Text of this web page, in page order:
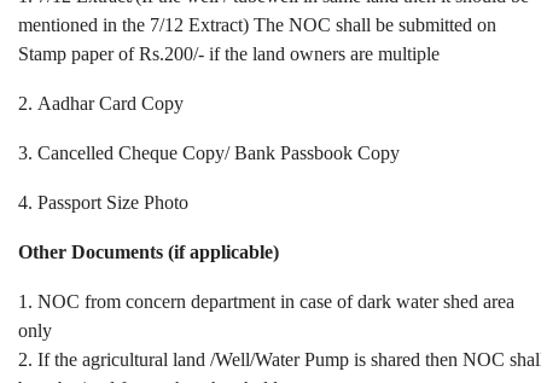
mentioned in the 7/12 Extract) The NOC shall be submitted on
Stamp paper of Rs.200/- if the land owners are multiple
2. Aadhar Card Copy
3. Cancelled Cheque Copy/ Bank Passbook Copy
4. Passport Size Photo
Other Documents (if applicable)
1. NOC from concern department in case of dark water shed area
only
2. If the agricultural land /Well/Water Pump is shared then NOC